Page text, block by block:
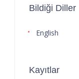
Bildiği Diller
English
Kayıtlar